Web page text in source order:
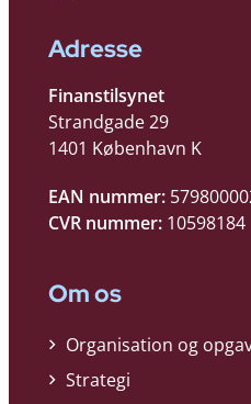
Adresse
Finanstilsynet
Strandgade 29
1401 København K
EAN nummer:
CVR nummer: 10598184
Om os
Organisation og
Strategi